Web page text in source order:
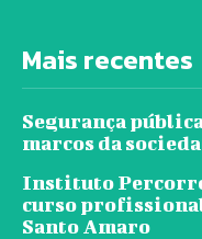
Mais recentes
Segurança
marcos da
Instituto
curso
Santo Amaro